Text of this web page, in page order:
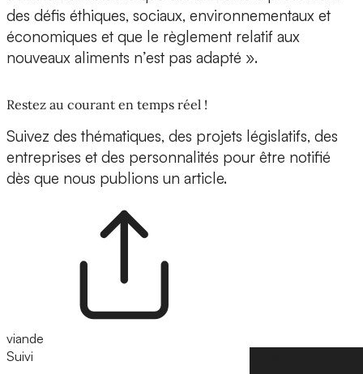
des défis éthiques, sociaux, environnementaux et
économiques et que le règlement relatif aux
nouveaux aliments n’est pas adapté ».
Restez au courant en temps réel !
Suivez des thématiques, des projets législatifs, des
entreprises et des personnalités pour être notifié
dès que nous publions un article.
viande
Suivi